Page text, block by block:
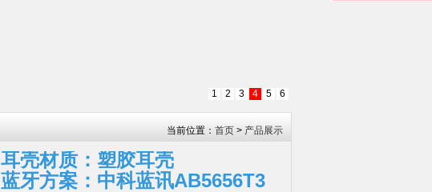
1 2 3 4 5 6
当前位置： 首页 > 产品展示
耳壳材质：塑胶耳壳
蓝牙方案：中科蓝讯AB5656T3